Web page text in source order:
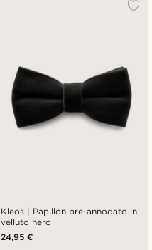
Kleos | Papillon pre-annodato in
velluto nero
24,95 €